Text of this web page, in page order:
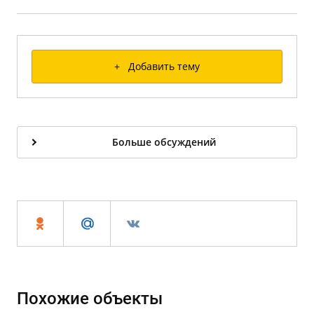
+ Добавить тему
Больше обсуждений
Похожие объекты